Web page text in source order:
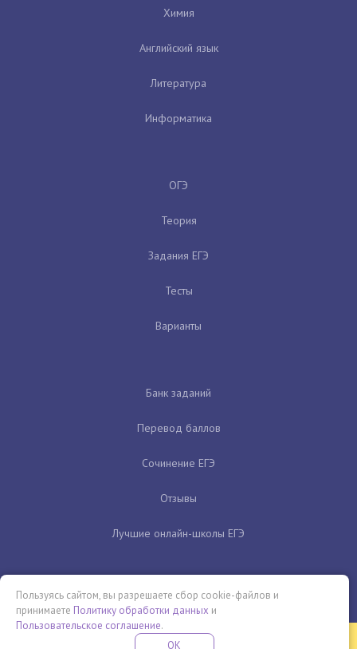
Химия
Английский язык
Литература
Информатика
ОГЭ
Теория
Задания ЕГЭ
Тесты
Варианты
Банк заданий
Перевод баллов
Сочинение ЕГЭ
Отзывы
Лучшие онлайн-школы ЕГЭ
Бесплатная летняя школа
Пользуясь сайтом, вы разрешаете сбор cookie-файлов и
принимаете Политику обработки данных и
Пользовательское соглашение.
OK